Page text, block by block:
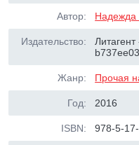
Автор: Надежда
Издательство:
Жанр: Прочая
Год: 2016
ISBN: 978-5-